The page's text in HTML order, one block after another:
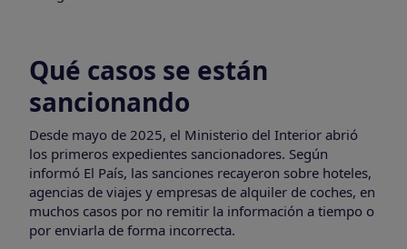
Qué casos se están
sancionando
Desde mayo de 2025, el Ministerio del Interior abrió
los primeros expedientes sancionadores. Según
informó El País, las sanciones recayeron sobre hoteles,
agencias de viajes y empresas de alquiler de coches, en
muchos casos por no remitir la información a tiempo o
por enviarla de forma incorrecta.